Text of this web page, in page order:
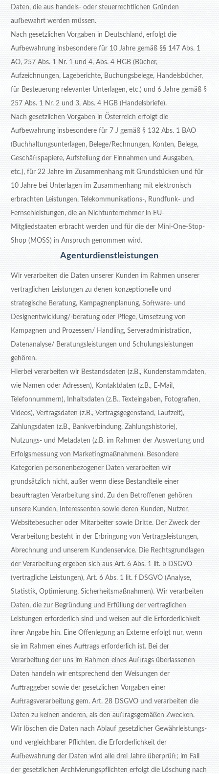
Daten, die aus handels- oder steuerrechtlichen Gründen
aufbewahrt werden müssen.
Nach gesetzlichen Vorgaben in Deutschland, erfolgt die
Aufbewahrung insbesondere für 10 Jahre gemäß §§ 147 Abs. 1
AO, 257 Abs. 1 Nr. 1 und 4, Abs. 4 HGB (Bücher,
Aufzeichnungen, Lageberichte, Buchungsbelege, Handelsbücher,
für Besteuerung relevanter Unterlagen, etc.) und 6 Jahre gemäß §
257 Abs. 1 Nr. 2 und 3, Abs. 4 HGB (Handelsbriefe).
Nach gesetzlichen Vorgaben in Österreich erfolgt die
Aufbewahrung insbesondere für 7 J gemäß § 132 Abs. 1 BAO
(Buchhaltungsunterlagen, Belege/Rechnungen, Konten, Belege,
Geschäftspapiere, Aufstellung der Einnahmen und Ausgaben,
etc.), für 22 Jahre im Zusammenhang mit Grundstücken und für
10 Jahre bei Unterlagen im Zusammenhang mit elektronisch
erbrachten Leistungen, Telekommunikations-, Rundfunk- und
Fernsehleistungen, die an Nichtunternehmer in EU-
Mitgliedstaaten erbracht werden und für die der Mini-One-Stop-
Shop (MOSS) in Anspruch genommen wird.
Agenturdienstleistungen
Wir verarbeiten die Daten unserer Kunden im Rahmen unserer
vertraglichen Leistungen zu denen konzeptionelle und
strategische Beratung, Kampagnenplanung, Software- und
Designentwicklung/-beratung oder Pflege, Umsetzung von
Kampagnen und Prozessen/ Handling, Serveradministration,
Datenanalyse/ Beratungsleistungen und Schulungsleistungen
gehören.
Hierbei verarbeiten wir Bestandsdaten (z.B., Kundenstammdaten,
wie Namen oder Adressen), Kontaktdaten (z.B., E-Mail,
Telefonnummern), Inhaltsdaten (z.B., Texteingaben, Fotografien,
Videos), Vertragsdaten (z.B., Vertragsgegenstand, Laufzeit),
Zahlungsdaten (z.B., Bankverbindung, Zahlungshistorie),
Nutzungs- und Metadaten (z.B. im Rahmen der Auswertung und
Erfolgsmessung von Marketingmaßnahmen). Besondere
Kategorien personenbezogener Daten verarbeiten wir
grundsätzlich nicht, außer wenn diese Bestandteile einer
beauftragten Verarbeitung sind. Zu den Betroffenen gehören
unsere Kunden, Interessenten sowie deren Kunden, Nutzer,
Websitebesucher oder Mitarbeiter sowie Dritte. Der Zweck der
Verarbeitung besteht in der Erbringung von Vertragsleistungen,
Abrechnung und unserem Kundenservice. Die Rechtsgrundlagen
der Verarbeitung ergeben sich aus Art. 6 Abs. 1 lit. b DSGVO
(vertragliche Leistungen), Art. 6 Abs. 1 lit. f DSGVO (Analyse,
Statistik, Optimierung, Sicherheitsmaßnahmen). Wir verarbeiten
Daten, die zur Begründung und Erfüllung der vertraglichen
Leistungen erforderlich sind und weisen auf die Erforderlichkeit
ihrer Angabe hin. Eine Offenlegung an Externe erfolgt nur, wenn
sie im Rahmen eines Auftrags erforderlich ist. Bei der
Verarbeitung der uns im Rahmen eines Auftrags überlassenen
Daten handeln wir entsprechend den Weisungen der
Auftraggeber sowie der gesetzlichen Vorgaben einer
Auftragsverarbeitung gem. Art. 28 DSGVO und verarbeiten die
Daten zu keinen anderen, als den auftragsgemäßen Zwecken.
Wir löschen die Daten nach Ablauf gesetzlicher Gewährleistungs-
und vergleichbarer Pflichten. die Erforderlichkeit der
Aufbewahrung der Daten wird alle drei Jahre überprüft; im Fall
der gesetzlichen Archivierungspflichten erfolgt die Löschung nach